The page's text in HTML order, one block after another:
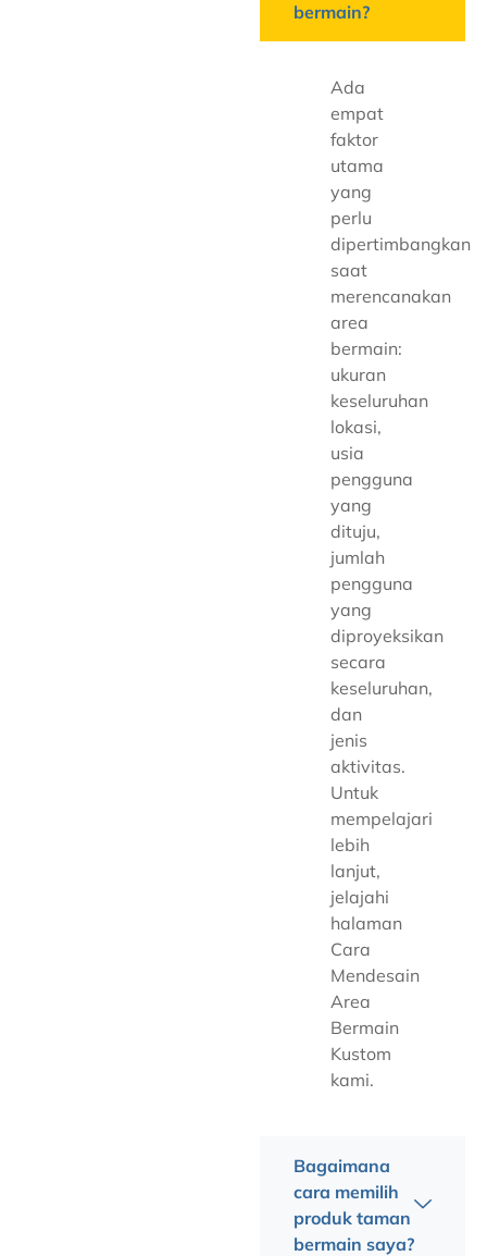
bermain?
Ada
empat
faktor
utama
yang
perlu
dipertimbangkan
saat
merencanakan
area
bermain:
ukuran
keseluruhan
lokasi,
usia
pengguna
yang
dituju,
jumlah
pengguna
yang
diproyeksikan
secara
keseluruhan,
dan
jenis
aktivitas.
Untuk
mempelajari
lebih
lanjut,
jelajahi
halaman
Cara
Mendesain
Area
Bermain
Kustom
kami.
Bagaimana
cara memilih
produk taman
bermain saya?